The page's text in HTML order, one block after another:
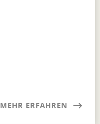
MEHR ERFAHREN